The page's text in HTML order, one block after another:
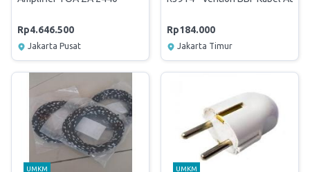
Rp4.646.500
Jakarta Pusat
Rp184.000
Jakarta Timur
UMKM UMKM